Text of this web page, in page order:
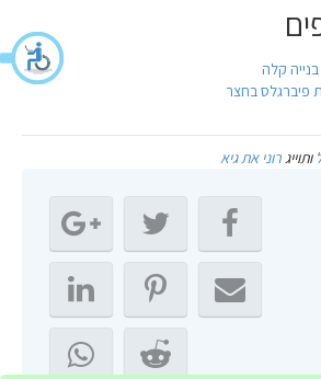
קלה
פיברגלס בחצר
ותוייגרוני את גיא